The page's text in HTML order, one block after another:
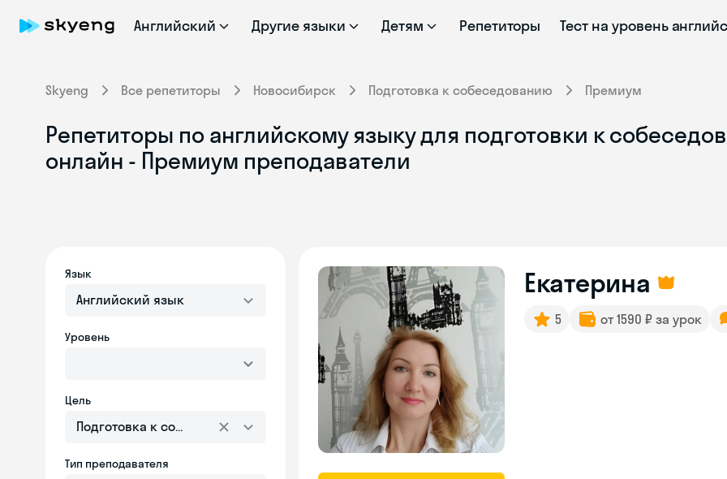
Английский Другие языки Детям Репетиторы Тест на уровень
Skyeng Все репетиторы Новосибирск Подготовка к собеседованию Премиум
Репетиторы по английскому языку для подготовки к
онлайн - Премиум преподаватели
Язык
Английский язык
Уровень
Цель
Подготовка к собеседованию
Тип преподавателя
Екатерина
5 от 1590 ₽ за урок